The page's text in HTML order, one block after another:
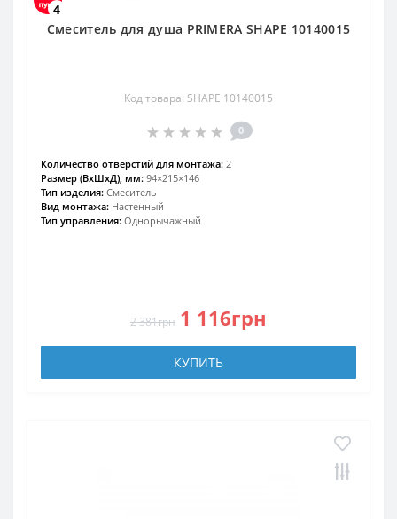
4
Смеситель для душа PRIMERA SHAPE 10140015
Код товара: SHAPE 10140015
0
Количество отверстий для монтажа: 2
Размер (ВхШхД), мм: 94×215×146
Тип изделия: Смеситель
Вид монтажа: Настенный
Тип управления: Однорычажный
2 381грн 1 116грн
КУПИТЬ